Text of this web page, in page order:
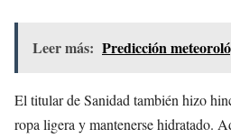
Leer más: Predicción
El titular de Sanidad también hizo
ropa ligera y mantenerse hidratado.